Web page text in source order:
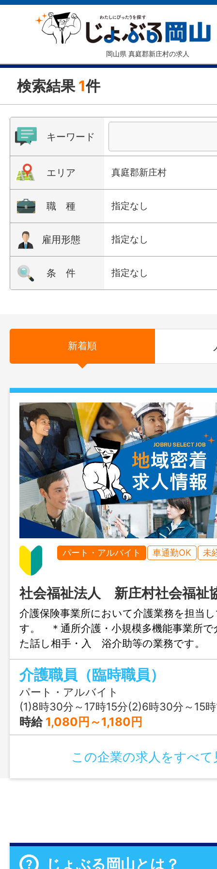
岡山県 真庭郡新庄村の求人
検索結果 1件
キーワード
エリア 真庭郡新庄村
職 種 指定なし
雇用形態 指定なし
条 件 指定なし
新着順
パート・アルバイト 車通勤OK 未
社会福祉法人 新庄村社会福祉
介護保険事業所において介護業務を担当
す。 ＊通所介護・小規模多機能事業所で
た話し相手・入 浴介助等の業務です。
談により） ＊運転を伴う業務有り
更なし」
介護職員（臨時職員）
パート・アルバイト
(1)8時30分～17時15分(2)6時30分～15時15分
時給 1,080円～1,180円
この企業の求人をすべて
じょぶる岡山とは？